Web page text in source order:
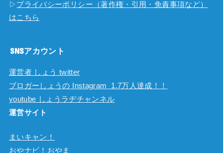
▷ プライバシーポリシー（著作権・引用・免責事項など）
はこちら
SNSアカウント
運営者 しょう twitter
ブロガーしょうの Instagram 1.7万人達成！！
youtube しょうラヂチャンネル
運営サイト
まいキャン！
おやナビ！おやま